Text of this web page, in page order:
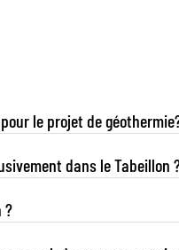
le projet de
dans le Tabeillon
?